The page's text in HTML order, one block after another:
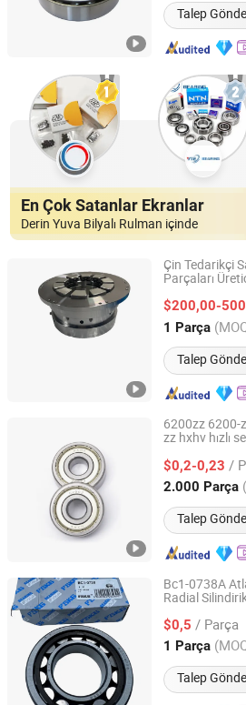
Talep
En Çok Satanlar Ekranlar
Derin Yuva Bilyalı Rulman içinde
Çin Tedarikçi
Parçaları
$200,00-
1 Parça
Talep
Zhejiang Meisong Compressor Co.,
Zhejiang, China Fiyat
6200zz 6200-
zz hxhv hızlı
$0,2-0,23 /
2.000 Parça
Talep
Wuxi HXH Bearing Co., Ltd.
Jiangsu, China Fiyat
Bc1-0738A
Radial
$0,5 / Parça
1 Parça
Talep
Wuxi Fsk Transmission Bearing Co.,
Jiangsu, China Fiyat